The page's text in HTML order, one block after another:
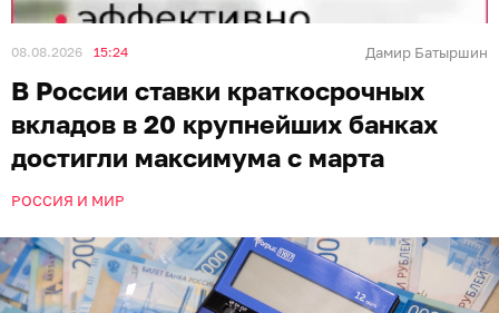
08.08.2026 15:24 Дамир Батыршин
В России ставки краткосрочных
вкладов в 20 крупнейших банках
достигли максимума с марта
РОССИЯ И МИР